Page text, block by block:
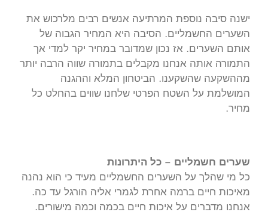
ישנה סיבה נוספת המרתיעה אנשים רבים מלרכוש את
השערים החשמליים. הסיבה היא המחיר הגבוה של
אותם השערים. אז נכון שמדובר במחיר יקר למדי אך
התמורה אותה אנחנו מקבלים בתמורה שווה הרבה יותר
מההשקעה שהשקענו. הביטחון המלא וההגנה
המושלמת על השטח הפרטי שלחנו שווים בהחלט כל
מחיר.
שערים חשמליים – כל היתרונות
כל מי שהלך על השערים החשמליים מעיד כי הוא נהנה
מאיכות חיים ברמה אחרת לגמרי אליה הורגל עד כה.
אנחנו מדברים על איכות חיים בכמה וכמה מישורים.